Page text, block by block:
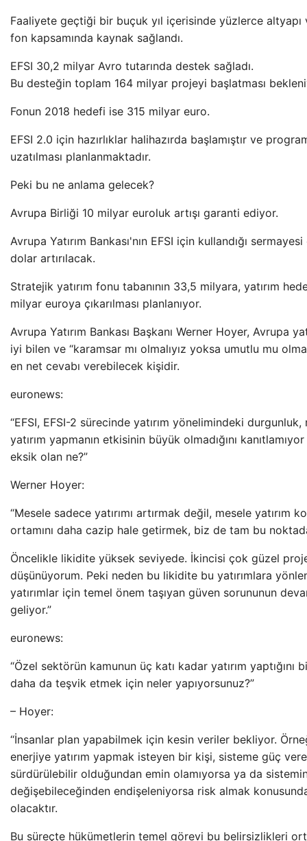
Faaliyete geçtiği bir buçuk yıl içerisinde yüzlerce altyapı
fon kapsamında kaynak sağlandı.
EFSI 30,2 milyar Avro tutarında destek sağladı.
Bu desteğin toplam 164 milyar projeyi başlatması
Fonun 2018 hedefi ise 315 milyar euro.
EFSI 2.0 için hazırlıklar halihazırda başlamıştır ve
uzatılması planlanmaktadır.
Peki bu ne anlama gelecek?
Avrupa Birliği 10 milyar euroluk artışı garanti ediyor.
Avrupa Yatırım Bankası'nın EFSI için kullandığı
dolar artırılacak.
Stratejik yatırım fonu tabanının 33,5 milyara, yatırım
milyar euroya çıkarılması planlanıyor.
Avrupa Yatırım Bankası Başkanı Werner Hoyer, Avrupa
iyi bilen ve “karamsar mı olmalıyız yoksa umutlu mu
en net cevabı verebilecek kişidir.
euronews:
“EFSI, EFSI-2 sürecinde yatırım yönelimindeki
yatırım yapmanın etkisinin büyük olmadığını
eksik olan ne?”
Werner Hoyer:
“Mesele sadece yatırımı artırmak değil, mesele yatırım
ortamını daha cazip hale getirmek, biz de tam bu noktada
Öncelikle likidite yüksek seviyede. İkincisi çok güzel
düşünüyorum. Peki neden bu likidite bu yatırımlara
yatırımlar için temel önem taşıyan güven sorununun
geliyor.”
euronews:
“Özel sektörün kamunun üç katı kadar yatırım yaptığını
daha da teşvik etmek için neler yapıyorsunuz?”
– Hoyer:
“İnsanlar plan yapabilmek için kesin veriler bekliyor.
enerjiye yatırım yapmak isteyen bir kişi, sisteme güç
sürdürülebilir olduğundan emin olamıyorsa ya da
değişebileceğinden endişeleniyorsa risk almak
olacaktır.
Bu süreçte hükümetlerin temel görevi bu belirsizlikleri